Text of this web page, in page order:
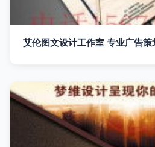
艾伦图文设计工作室 专业广告